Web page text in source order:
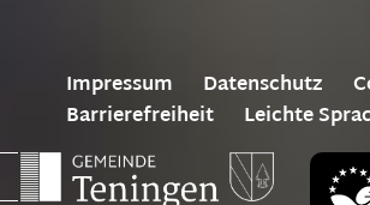
Impressum Datenschutz
Barrierefreiheit
Leichte